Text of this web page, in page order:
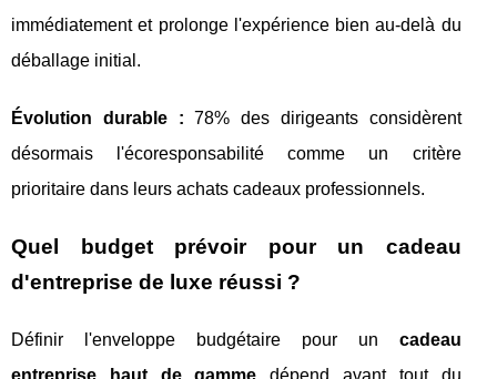
immédiatement et prolonge l'expérience bien au-delà du
déballage initial.
Évolution durable : 78% des dirigeants considèrent
désormais l'écoresponsabilité comme un critère
prioritaire dans leurs achats cadeaux professionnels.
Quel budget prévoir pour un cadeau
d'entreprise de luxe réussi ?
Définir l'enveloppe budgétaire pour un cadeau
entreprise haut de gamme dépend avant tout du